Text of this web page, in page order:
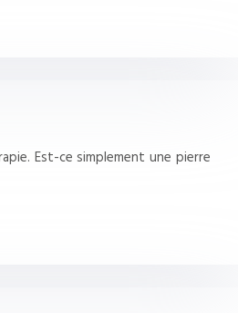
Est-ce simplement une pierre